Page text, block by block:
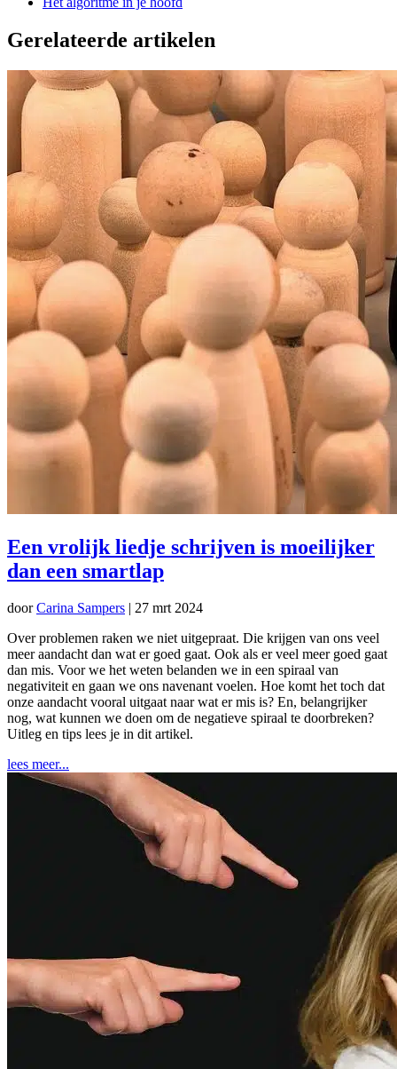
Gerelateerde artikelen
Een vrolijk liedje schrijven is moeilijker
dan een smartlap
doorCarina Sampers
27 mrt 2024
Over problemen raken we niet uitgepraat. Die krijgen van ons veel
meer aandacht dan wat er goed gaat. Ook als er veel meer goed gaat
dan mis. Voor we het weten belanden we in een spiraal van
negativiteit en gaan we ons navenant voelen. Hoe komt het toch dat
onze aandacht vooral uitgaat naar wat er mis is? En, belangrijker
nog, wat kunnen we doen om de negatieve spiraal te doorbreken?
Uitleg en tips lees je in dit artikel.
lees meer...